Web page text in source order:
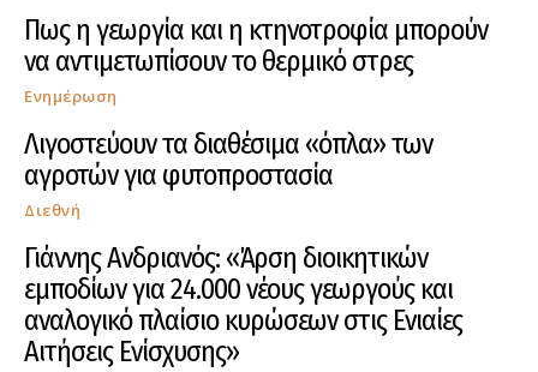
Πως η γεωργία και η κτηνοτροφία μπορούν
να αντιμετωπίσουν το θερμικό στρες
Ενημέρωση
Λιγοστεύουν τα διαθέσιμα «όπλα» των
αγροτών για φυτοπροστασία
Διεθνή
Γιάννης Ανδριανός: «Άρση διοικητικών
εμποδίων για 24.000 νέους γεωργούς και
αναλογικό πλαίσιο κυρώσεων στις Ενιαίες
Αιτήσεις Ενίσχυσης»